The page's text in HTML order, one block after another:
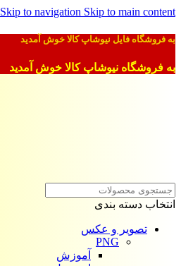
Skip to navigation Skip to main content
به فروشگاه فایل نیوشاپ کالا خوش آمدید
به فروشگاه نیوشاپ کالا خوش آمدید
انتخاب دسته بندی
تصویر و عکس
PNG
آموزش